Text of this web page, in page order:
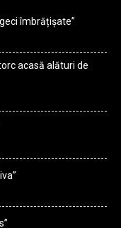
îmbrățișate”
acasă alături de